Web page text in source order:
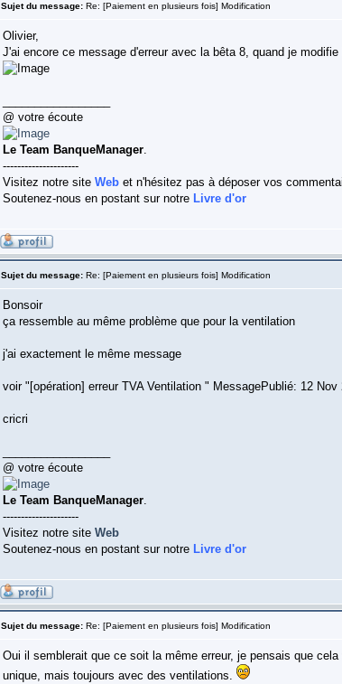
Sujet du message: Re: [Paiement en plusieurs fois] Modification
Olivier,
J'ai encore ce message d'erreur avec la bêta 8, quand je
@ votre écoute
Le Team BanqueManager.
---------------------
Visitez notre site Web et n'hésitez pas à déposer vos
Soutenez-nous en postant sur notre Livre d'or
Sujet du message: Re: [Paiement en plusieurs fois] Modification
Bonsoir
ça ressemble au même problème que pour la ventilation
j'ai exactement le même message
voir "[opération] erreur TVA Ventilation " MessagePublié: 12 Nov
cricri
@ votre écoute
Le Team BanqueManager.
---------------------
Visitez notre site Web
Soutenez-nous en postant sur notre Livre d'or
Sujet du message: Re: [Paiement en plusieurs fois] Modification
Oui il semblerait que ce soit la même erreur, je pensais que
unique, mais toujours avec des ventilations.